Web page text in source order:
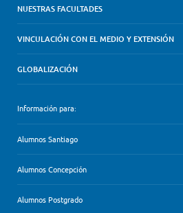
NUESTRAS FACULTADES
VINCULACIÓN CON EL MEDIO Y EXTENSIÓN
GLOBALIZACIÓN
Información para:
Alumnos Santiago
Alumnos Concepción
Alumnos Postgrado